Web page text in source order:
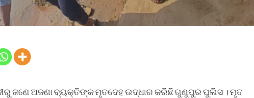
ଜଣେ ଅଜଣା ବ୍ୟକ୍ତିଙ୍କ ମୃତଦେହ ଉଦ୍ଧାର କରିଛି ଗୁଣୁପୁର ପୁଲିସ । ମୃତ